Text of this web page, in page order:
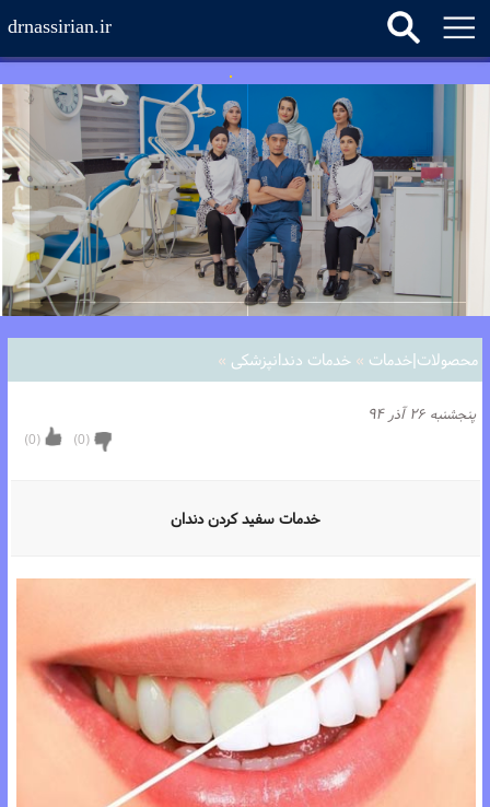
drnassirian.ir
محصولات|خدمات » خدمات دندانپزشکی »
پنجشنبه ۲۶ آذر ۹۴
(
0
) (
0
)
خدمات سفید کردن دندان